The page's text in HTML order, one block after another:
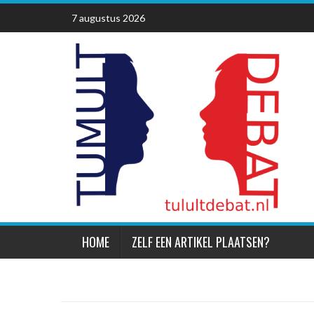
Skip
content
7 augustus 2026
HOME ZELF EEN ARTIKEL PLAATSEN?